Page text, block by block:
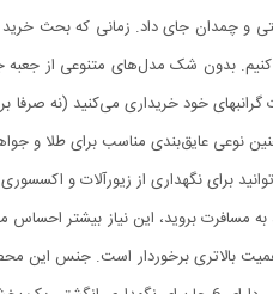
دستی و چمدان جای داد. زمانی که بحث
بدون شک مدل‌های متنوعی از جعبه
خود خریداری می‌کنید (نه
عایق‌بندی مناسب برای طلا و
برای نگهداری از زیورآلات و
بروید، این نیاز بیشتر